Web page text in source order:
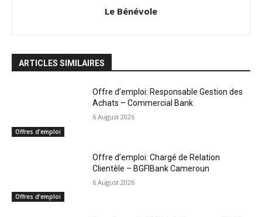
Le Bénévole
ARTICLES SIMILAIRES
Offres d’emploi
Offre d’emploi: Responsable Gestion des
Achats – Commercial Bank
6 August 2026
Offres d’emploi
Offre d’emploi: Chargé de Relation
Clientèle – BGFIBank Cameroun
6 August 2026